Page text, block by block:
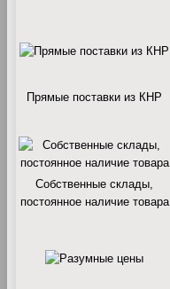
Прямые поставки из КНР
Собственные склады,
постоянное наличие товара